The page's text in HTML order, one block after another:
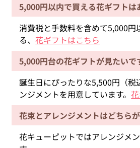
5,000円以内で買える花ギフトは
消費税と手数料を含めて5,000円
る、花ギフトはこちら
5,000円台の花ギフトが見たいで
誕生日にぴったりな5,500円（税
ンジメントを用意しています。
花束とアレンジメントはどちら
花キューピットではアレンジメ